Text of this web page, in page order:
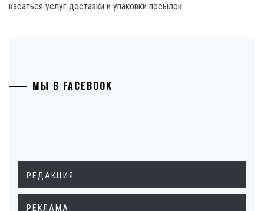
касаться услуг доставки и упаковки посылок.
МЫ В FACEBOOK
РЕДАКЦИЯ
РЕКЛАМА